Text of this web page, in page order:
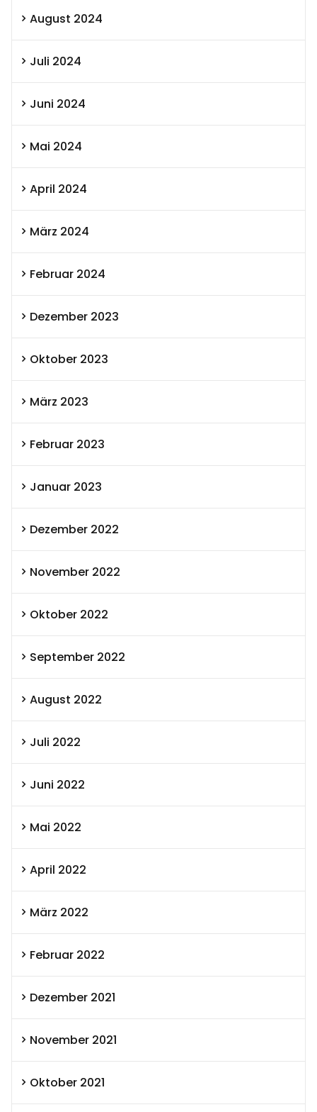
August 2024
Juli 2024
Juni 2024
Mai 2024
April 2024
März 2024
Februar 2024
Dezember 2023
Oktober 2023
März 2023
Februar 2023
Januar 2023
Dezember 2022
November 2022
Oktober 2022
September 2022
August 2022
Juli 2022
Juni 2022
Mai 2022
April 2022
März 2022
Februar 2022
Dezember 2021
November 2021
Oktober 2021